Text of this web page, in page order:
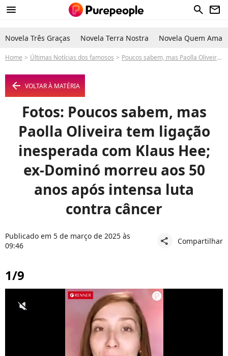
menu search newsletter
Novela Três Graças Novela Terra Nostra Novela Quem Ama
Home Últimas Notícias dos famosos Poucos sabem, mas Paolla Oliveira tem ligação inesperada com Klaus Hee; ex-Dominó morreu aos 50 anos após intensa luta contra câncer
arrow_left VOLTAR À MATÉRIA
Fotos: Poucos sabem, mas
Paolla Oliveira tem ligação
inesperada com Klaus Hee;
ex-Dominó morreu aos 50
anos após intensa luta
contra câncer
Publicado em 5 de março de 2025 às
09:46
share Compartilhar
1/9